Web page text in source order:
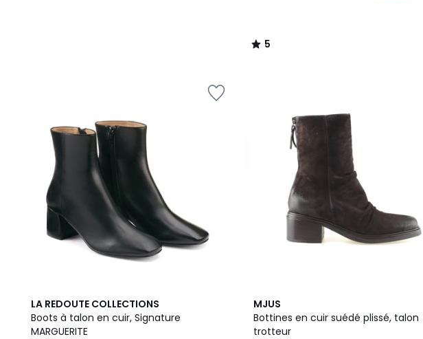
5
/
LA REDOUTE COLLECTIONS
Boots à talon en cuir, Signature
MARGUERITE
4,4
/ 5
MJUS
Bottines en cuir suédé plissé, talon
trotteur
2
Couleurs